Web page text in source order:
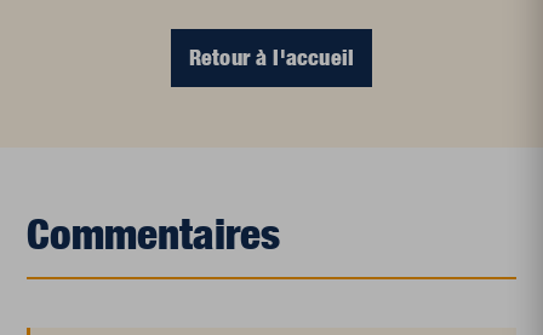
Retour à l'accueil
Commentaires